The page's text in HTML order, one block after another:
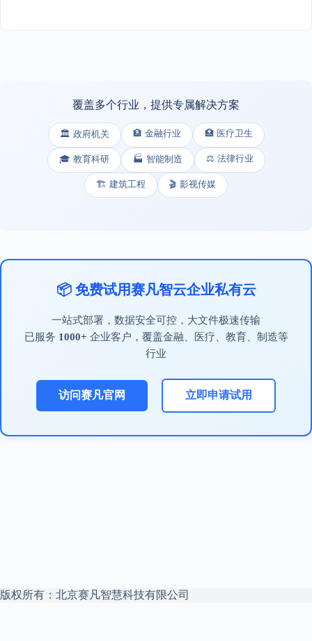
覆盖多个行业，提供专属解决方案
🏛️ 政府机关 🏦 金融行业 🏥 医疗卫生
🎓 教育科研 🏭 智能制造 ⚖️ 法律行业
🏗️ 建筑工程 🎬 影视传媒
📦 免费试用赛凡智云企业私有云
一站式部署，数据安全可控，大文件极速传输
已服务 1000+ 企业客户，覆盖金融、医疗、教育、制造等
行业
访问赛凡官网 立即申请试用
版权所有：北京赛凡智慧科技有限公司